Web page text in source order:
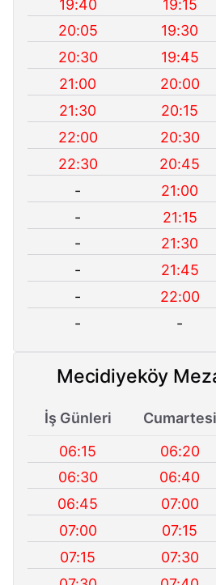
19:40
19:15
20:05
19:30
20:30
19:45
21:00
20:00
21:30
20:15
22:00
20:30
22:30
20:45
-
21:00
-
21:15
-
21:30
-
21:45
-
22:00
-
-
Mecidiyeköy
İş Günleri Cumartesi
06:15
06:20
06:30
06:40
06:45
07:00
07:00
07:15
07:15
07:30